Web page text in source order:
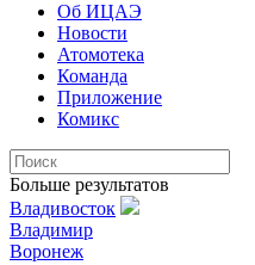
Об ИЦАЭ
Новости
Атомотека
Команда
Приложение
Комикс
Больше результатов
Владивосток
Владимир
Воронеж